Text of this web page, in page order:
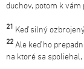
duchov, potom k
21 Keď silný
22 Ale keď ho
na ktoré sa